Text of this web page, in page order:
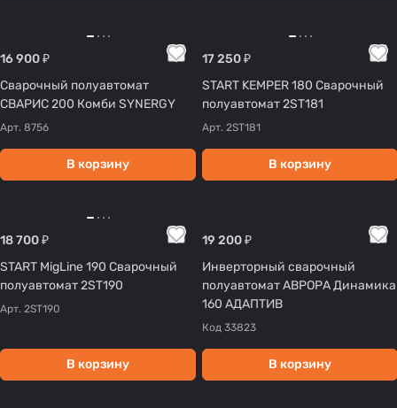
16 900 ₽
Сварочный полуавтомат
СВАРИС 200 Комби SYNERGY
Арт. 8756
В корзину
17 250 ₽
START KEMPER 180 Сварочный
полуавтомат 2ST181
Арт. 2ST181
В корзину
18 700 ₽
START MigLine 190 Сварочный
полуавтомат 2ST190
Арт. 2ST190
В корзину
19 200 ₽
Инверторный сварочный
полуавтомат АВРОРА Динамика
160 АДАПТИВ
Код 33823
В корзину